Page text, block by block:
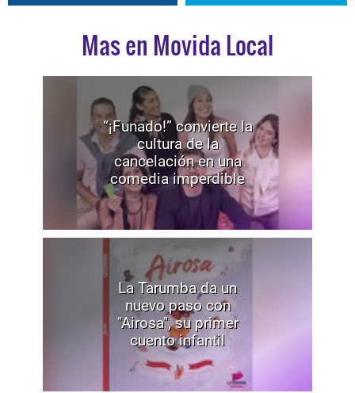
Mas en Movida Local
“¡Funado!” convierte la
cultura de la
cancelación en una
comedia imperdible
La Tarumba da un
nuevo paso con
"Airosa", su primer
cuento infantil